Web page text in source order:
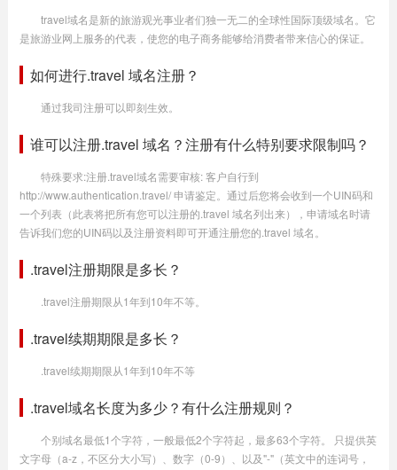
travel域名是新的旅游观光事业者们独一无二的全球性国际顶级域名。它
是旅游业网上服务的代表，使您的电子商务能够给消费者带来信心的保证。
如何进行.travel 域名注册？
通过我司注册可以即刻生效。
谁可以注册.travel 域名？注册有什么特别要求限制吗？
特殊要求:注册.travel域名需要审核: 客户自行到
http://www.authentication.travel/ 申请鉴定。通过后您将会收到一个UIN码和
一个列表（此表将把所有您可以注册的.travel 域名列出来），申请域名时请
告诉我们您的UIN码以及注册资料即可开通注册您的.travel 域名。
.travel注册期限是多长？
.travel注册期限从1年到10年不等。
.travel续期期限是多长？
.travel续期期限从1年到10年不等
.travel域名长度为多少？有什么注册规则？
个别域名最低1个字符，一般最低2个字符起，最多63个字符。 只提供英
文字母（a-z，不区分大小写）、数字（0-9）、以及"-"（英文中的连词号，